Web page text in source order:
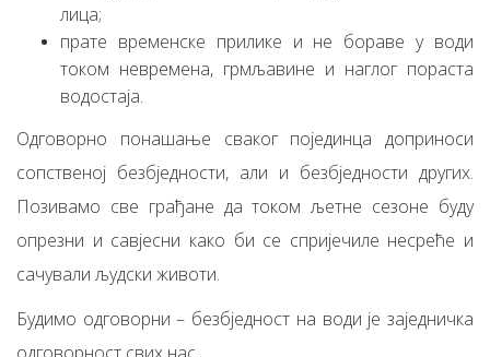
лица;
прате временске прилике и не бораве у води
током невремена, грмљавине и наглог пораста
водостаја.
Одговорно понашање сваког појединца доприноси
сопственој безбједности, али и безбједности других.
Позивамо све грађане да током љетне сезоне буду
опрезни и савјесни како би се спријечиле несреће и
сачували људски животи.
Будимо одговорни – безбједност на води је заједничка